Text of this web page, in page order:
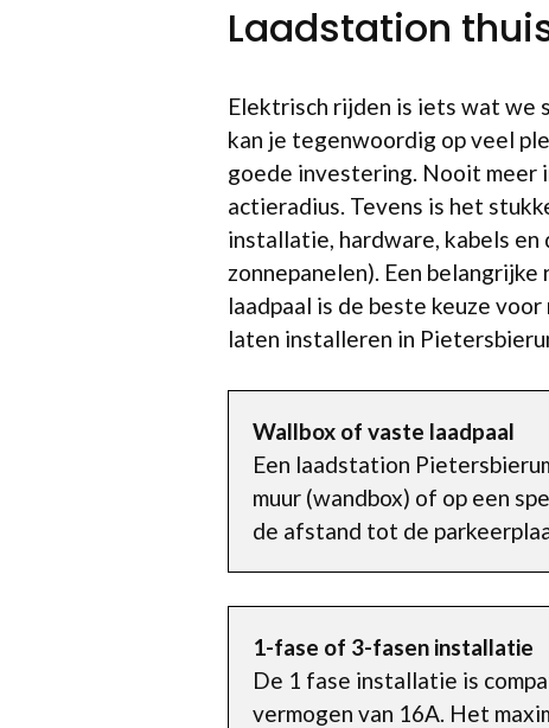
Laadstation
Elektrisch rijden is iets wat we
kan je tegenwoordig op veel
goede investering. Nooit meer
actieradius. Tevens is het
installatie, hardware, kabels
zonnepanelen). Een
laadpaal is de beste keuze
laten installeren in
Wallbox of vaste laadpaal
Een laadstation
muur (wandbox) of op een
de afstand tot de
1-fase of 3-fasen installatie
De 1 fase installatie is
vermogen van 16A. Het